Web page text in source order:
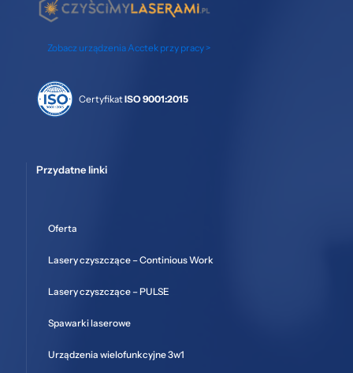
Zobacz urządzenia Acctek przy pracy >
CertyfikatISO 9001:2015
Przydatne linki
Oferta
Lasery czyszczące – Continious Work
Lasery czyszczące – PULSE
Spawarki laserowe
Urządzenia wielofunkcyjne 3w1